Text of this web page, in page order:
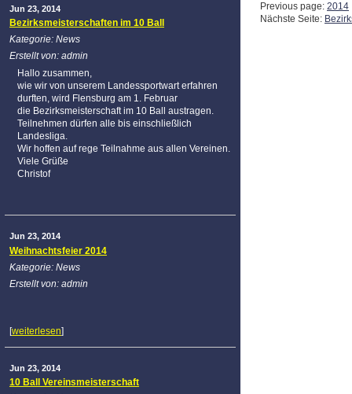
Jun 23, 2014
Bezirksmeisterschaften im 10 Ball
Kategorie: News
Erstellt von: admin
Hallo zusammen,
wie wir von unserem Landessportwart erfahren
durften, wird Flensburg am 1. Februar
die Bezirksmeisterschaft im 10 Ball austragen.
Teilnehmen dürfen alle bis einschließlich
Landesliga.
Wir hoffen auf rege Teilnahme aus allen Vereinen.
Viele Grüße
Christof
Jun 23, 2014
Weihnachtsfeier 2014
Kategorie: News
Erstellt von: admin
[weiterlesen]
Jun 23, 2014
10 Ball Vereinsmeisterschaft
Previous page: 2014
Nächste Seite: